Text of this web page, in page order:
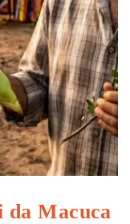
da Macuca